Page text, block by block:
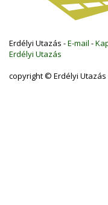
Erdélyi Utazás -E-mail -
Erdélyi Utazás
copyright © Erdélyi